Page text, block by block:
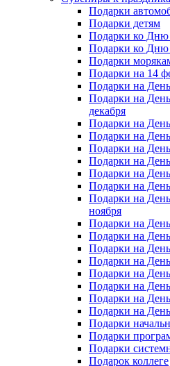
Подарки
Подарки детям
Подарки ко Дню
Подарки ко Дню
Подарки
Подарки на 14
Подарки на
Подарки на
декабря
Подарки на
Подарки на
Подарки на
Подарки на
Подарки на
Подарки на
Подарки на
ноября
Подарки на
Подарки на
Подарки на
Подарки на
Подарки на
Подарки на
Подарки на День
Подарки на
Подарки
Подарки
Подарки
Подарок коллеге